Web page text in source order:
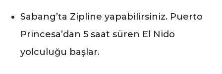
Sabang’ta Zipline yapabilirsiniz. Puerto
Princesa’dan 5 saat süren El Nido
yolculuğu başlar.